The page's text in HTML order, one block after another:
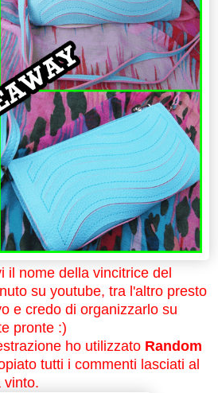
il nome della vincitrice del
su youtube, tra l'altro presto
e credo di organizzarlo su
pronte :)
ho utilizzato Random
tutti i commenti lasciati al
vinto.